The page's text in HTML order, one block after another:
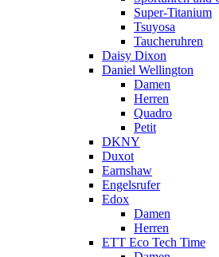
Super-Titanium
Tsuyosa
Taucheruhren
Daisy Dixon
Daniel Wellington
Damen
Herren
Quadro
Petit
DKNY
Duxot
Earnshaw
Engelsrufer
Edox
Damen
Herren
ETT Eco Tech Time